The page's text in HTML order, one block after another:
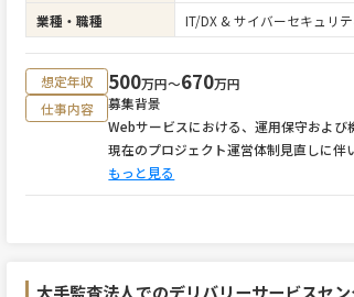
業種・職種
IT/DX & サイバーセキュリ
想定年収 500万円〜670万円
仕事内容
募集背景
Webサービスにおける、運用保守および
現在のプロジェクト運営体制見直しに伴
もっと見る
大手監査法人でのデリバリーサービスセ